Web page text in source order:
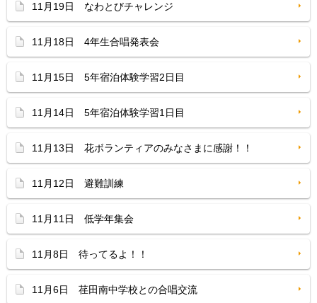
11月19日 なわとびチャレンジ
11月18日 4年生合唱発表会
11月15日 5年宿泊体験学習2日目
11月14日 5年宿泊体験学習1日目
11月13日 花ボランティアのみなさまに感謝！！
11月12日 避難訓練
11月11日 低学年集会
11月8日 待ってるよ！！
11月6日 荏田南中学校との合唱交流